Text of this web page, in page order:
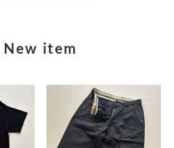
New item